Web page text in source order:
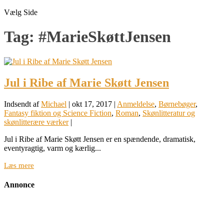
Vælg Side
Tag: #MarieSkøttJensen
Jul i Ribe af Marie Skøtt Jensen
Indsendt afMichael | okt 17, 2017 | Anmeldelse, Børnebøger,
Fantasy fiktion og Science Fiction, Roman, Skønlitteratur og
skønlitterære værker|
Jul i Ribe af Marie Skøtt Jensen er en spændende, dramatisk,
eventyragtig, varm og kærlig...
Læs mere
Annonce